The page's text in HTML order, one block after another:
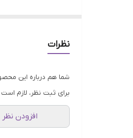
تمامی محصولات
عکس تمامی
پس از دریافت
نظرات
شما هم درباره این
برای ثبت نظر، لازم
افزودن نظر